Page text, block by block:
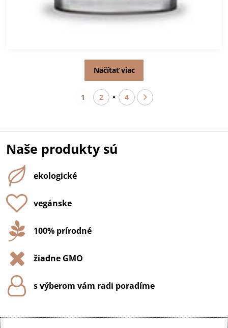
Načítať viac
1 2 4
Naše produkty sú
ekologické
vegánske
100% prírodné
žiadne GMO
s výberom vám radi poradíme